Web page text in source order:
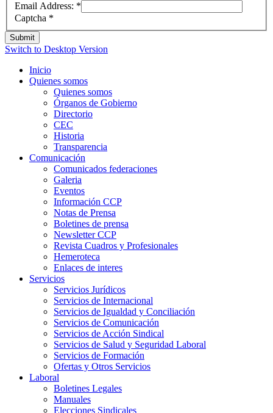
Email Address: *
Captcha *
Submit
Switch to Desktop Version
Inicio
Quienes somos
Quienes somos
Órganos de Gobierno
Directorio
CEC
Historia
Transparencia
Comunicación
Comunicados federaciones
Galeria
Eventos
Información CCP
Notas de Prensa
Boletines de prensa
Newsletter CCP
Revista Cuadros y Profesionales
Hemeroteca
Enlaces de interes
Servicios
Servicios Jurídicos
Servicios de Internacional
Servicios de Igualdad y Conciliación
Servicios de Comunicación
Servicios de Acción Sindical
Servicios de Salud y Seguridad Laboral
Servicios de Formación
Ofertas y Otros Servicios
Laboral
Boletines Legales
Manuales
Elecciones Sindicales